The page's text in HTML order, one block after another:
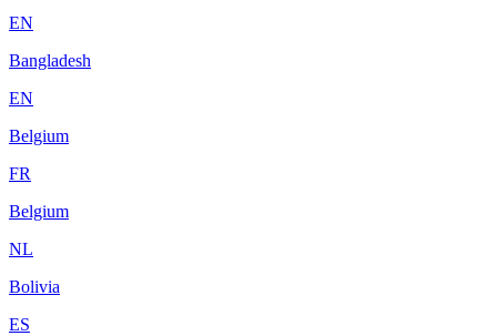
EN
Bangladesh
EN
Belgium
FR
Belgium
NL
Bolivia
ES